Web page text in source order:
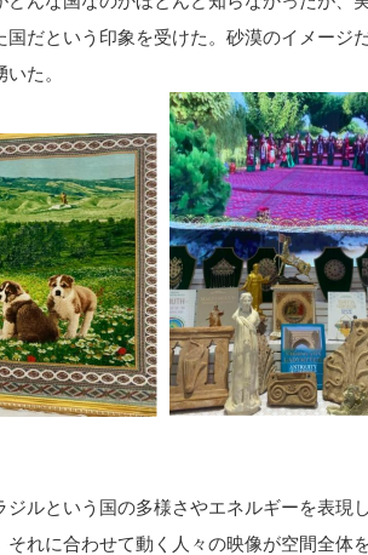
国だという印象を受けた。砂漠のイメージ
た。
ルという国の多様さやエネルギーを表現
それに合わせて動く人々の映像が空間全体